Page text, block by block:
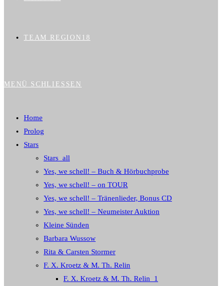
TEAM REGION18
MENÜ SCHLIESSEN
Home
Prolog
Stars
Stars_all
Yes, we schell! – Buch & Hörbuchprobe
Yes, we schell! – on TOUR
Yes, we schell! – Tränenlieder, Bonus CD
Yes, we schell! – Neumeister Auktion
Kleine Sünden
Barbara Wussow
Rita & Carsten Stormer
F. X. Kroetz & M. Th. Relin
F. X. Kroetz & M. Th. Relin_1